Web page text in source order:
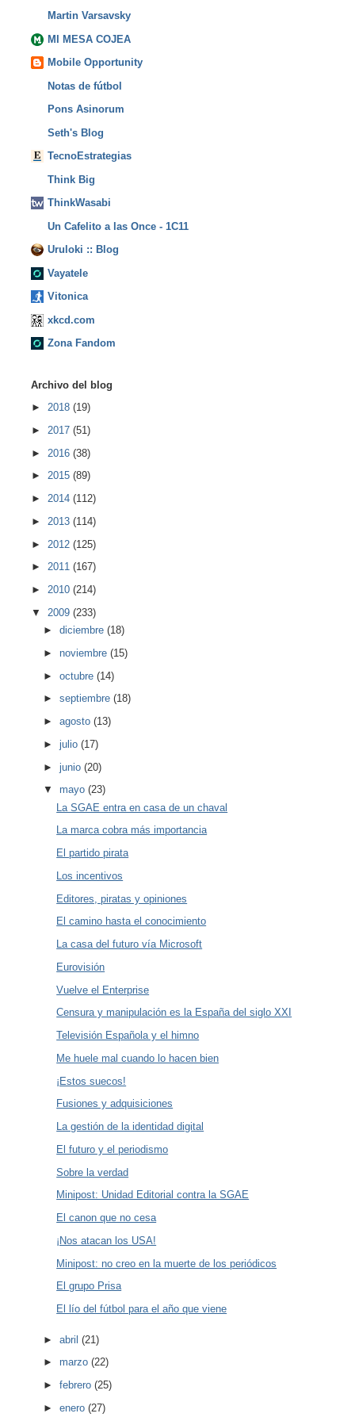
Martin Varsavsky
MI MESA COJEA
Mobile Opportunity
Notas de fútbol
Pons Asinorum
Seth's Blog
TecnoEstrategias
Think Big
ThinkWasabi
Un Cafelito a las Once - 1C11
Uruloki :: Blog
Vayatele
Vitonica
xkcd.com
Zona Fandom
Archivo del blog
► 2018 (19)
► 2017 (51)
► 2016 (38)
► 2015 (89)
► 2014 (112)
► 2013 (114)
► 2012 (125)
► 2011 (167)
► 2010 (214)
▼ 2009 (233)
►diciembre(18)
►noviembre(15)
►octubre(14)
►septiembre(18)
►agosto(13)
►julio(17)
►junio(20)
▼mayo(23)
La SGAE entra en casa de un chaval
La marca cobra más importancia
El partido pirata
Los incentivos
Editores, piratas y opiniones
El camino hasta el conocimiento
La casa del futuro vía Microsoft
Eurovisión
Vuelve el Enterprise
Censura y manipulación es la España del siglo XXI
Televisión Española y el himno
Me huele mal cuando lo hacen bien
¡Estos suecos!
Fusiones y adquisiciones
La gestión de la identidad digital
El futuro y el periodismo
Sobre la verdad
Minipost: Unidad Editorial contra la SGAE
El canon que no cesa
¡Nos atacan los USA!
Minipost: no creo en la muerte de los periódicos
El grupo Prisa
El lío del fútbol para el año que viene
►abril(21)
►marzo(22)
►febrero(25)
►enero(27)